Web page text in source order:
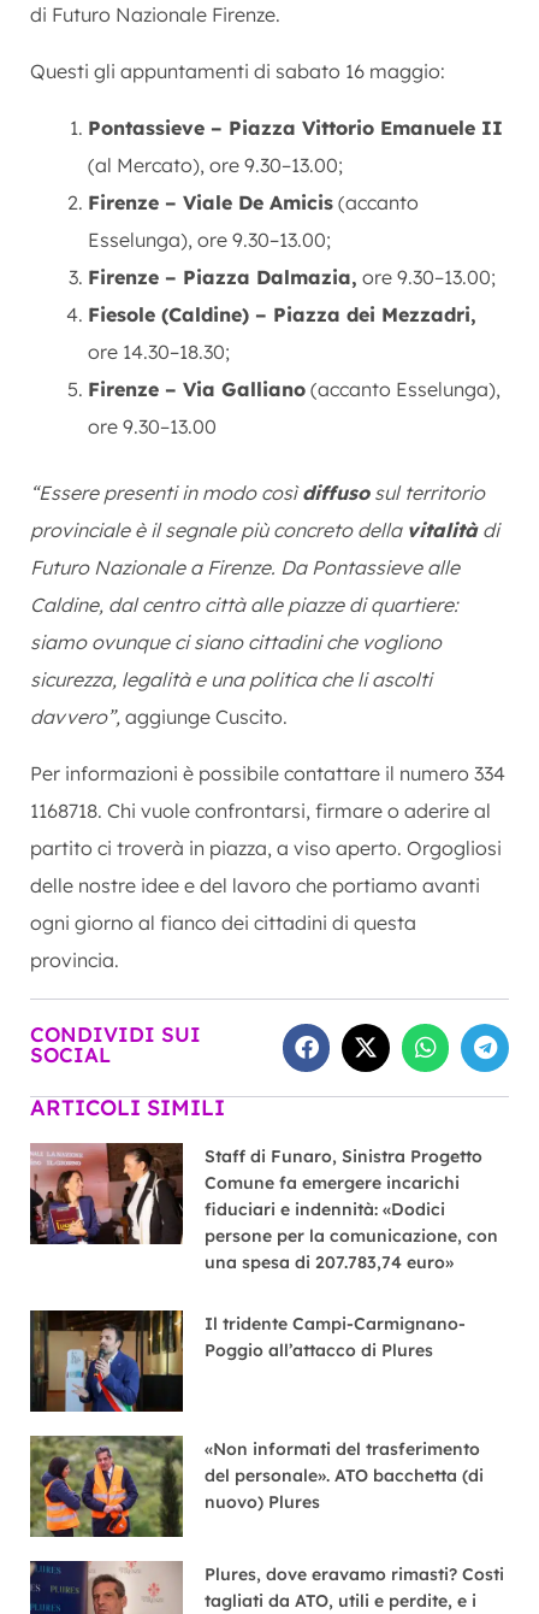
di Futuro Nazionale Firenze.
Questi gli appuntamenti di sabato 16 maggio:
Pontassieve – Piazza Vittorio Emanuele II
(al Mercato), ore 9.30–13.00;
Firenze – Viale De Amicis (accanto
Esselunga), ore 9.30–13.00;
Firenze – Piazza Dalmazia, ore 9.30–13.00;
Fiesole (Caldine) – Piazza dei Mezzadri,
ore 14.30–18.30;
Firenze – Via Galliano (accanto Esselunga),
ore 9.30–13.00
“Essere presenti in modo cosìdiffusosul territorio
provinciale è il segnale più concreto della vitalitàdi
Futuro Nazionale a Firenze. Da Pontassieve alle
Caldine, dal centro città alle piazze di quartiere:
siamo ovunque ci siano cittadini che vogliono
sicurezza, legalità e una politica che li ascolti
davvero”, aggiunge Cuscito.
Per informazioni è possibile contattare il numero 334
1168718. Chi vuole confrontarsi, firmare o aderire al
partito ci troverà in piazza, a viso aperto. Orgogliosi
delle nostre idee e del lavoro che portiamo avanti
ogni giorno al fianco dei cittadini di questa
provincia.
CONDIVIDI SUI
SOCIAL
ARTICOLI SIMILI
Staff di Funaro, Sinistra Progetto
Comune fa emergere incarichi
fiduciari e indennità: «Dodici
persone per la comunicazione, con
una spesa di 207.783,74 euro»
Il tridente Campi-Carmignano-
Poggio all’attacco di Plures
«Non informati del trasferimento
del personale». ATO bacchetta (di
nuovo) Plures
Plures, dove eravamo rimasti? Costi
tagliati da ATO, utili e perdite, e i